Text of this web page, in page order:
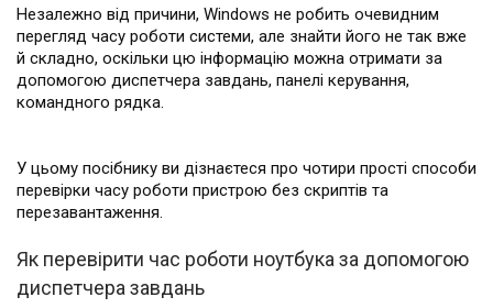
Незалежно від причини, Windows не робить очевидним
перегляд часу роботи системи, але знайти його не так вже
й складно, оскільки цю інформацію можна отримати за
допомогою диспетчера завдань, панелі керування,
командного рядка.
У цьому посібнику ви дізнаєтеся про чотири прості способи
перевірки часу роботи пристрою без скриптів та
перезавантаження.
Як перевірити час роботи ноутбука за допомогою
диспетчера завдань